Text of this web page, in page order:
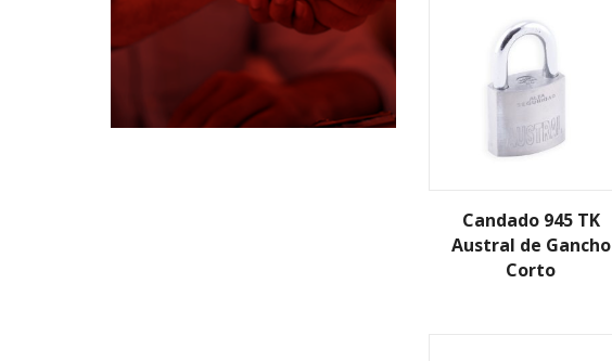
Candado 945 TK
Austral de Gancho
Corto